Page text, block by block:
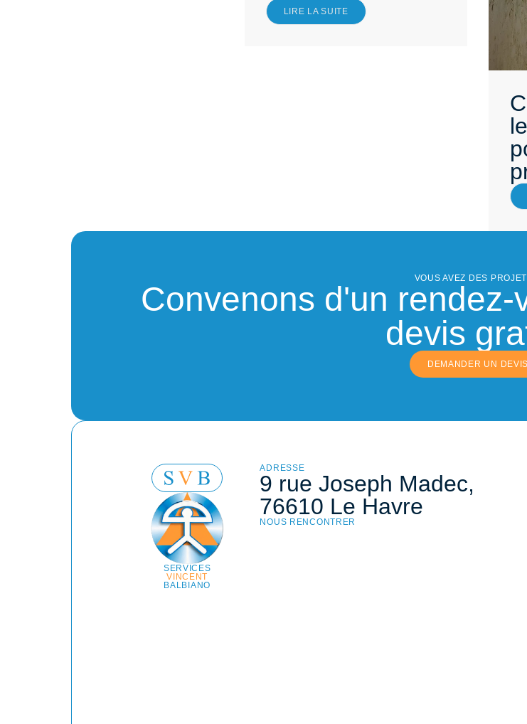
LIRE LA SUITE
VOUS AVEZ DES
Convenons d'un
devis
DEMANDER UN DEVIS
SERVICES
VINCENT
BALBIANO
ADRESSE
9 rue Joseph Madec,
76610 Le Havre
NOUS RENCONTRER